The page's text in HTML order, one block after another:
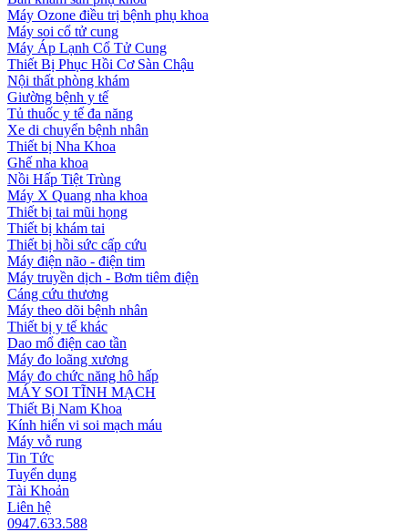
Máy Ozone điều trị bệnh phụ khoa
Máy soi cổ tử cung
Máy Áp Lạnh Cổ Tử Cung
Thiết Bị Phục Hồi Cơ Sàn Chậu
Nội thất phòng khám
Giường bệnh y tế
Tủ thuốc y tế đa năng
Xe di chuyển bệnh nhân
Thiết bị Nha Khoa
Ghế nha khoa
Nồi Hấp Tiệt Trùng
Máy X Quang nha khoa
Thiết bị tai mũi họng
Thiết bị khám tai
Thiết bị hồi sức cấp cứu
Máy điện não - điện tim
Máy truyền dịch - Bơm tiêm điện
Cáng cứu thương
Máy theo dõi bệnh nhân
Thiết bị y tế khác
Dao mổ điện cao tần
Máy đo loãng xương
Máy đo chức năng hô hấp
MÁY SOI TĨNH MẠCH
Thiết Bị Nam Khoa
Kính hiển vi soi mạch máu
Máy vỗ rung
Tin Tức
Tuyển dụng
Tài Khoản
Liên hệ
0947.633.588